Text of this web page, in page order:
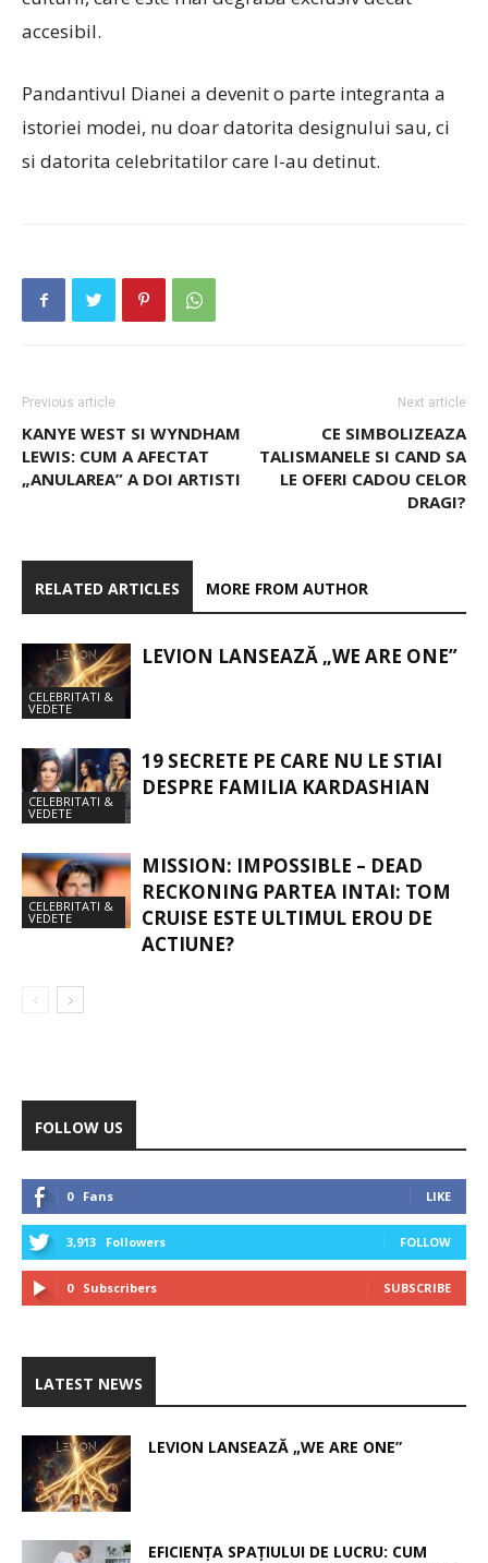
accesibil.
Pandantivul Dianei a devenit o parte integranta a
istoriei modei, nu doar datorita designului sau, ci
si datorita celebritatilor care l-au detinut.
Previous article
KANYE WEST SI WYNDHAM
LEWIS: CUM A AFECTAT
„ANULAREA” A DOI ARTISTI
Next article
CE SIMBOLIZEAZA
TALISMANELE SI CAND SA
LE OFERI CADOU CELOR
DRAGI?
RELATED ARTICLES MORE FROM AUTHOR
CELEBRITATI &
VEDETE
LEVION LANSEAZĂ „WE ARE ONE”
CELEBRITATI &
VEDETE
19 SECRETE PE CARE NU LE STIAI
DESPRE FAMILIA KARDASHIAN
CELEBRITATI &
VEDETE
MISSION: IMPOSSIBLE – DEAD
RECKONING PARTEA INTAI: TOM
CRUISE ESTE ULTIMUL EROU DE
ACTIUNE?
FOLLOW US
0 Fans LIKE
3,913 Followers FOLLOW
0 Subscribers SUBSCRIBE
LATEST NEWS
LEVION LANSEAZĂ „WE ARE ONE”
EFICIENȚA SPAȚIULUI DE LUCRU: CUM